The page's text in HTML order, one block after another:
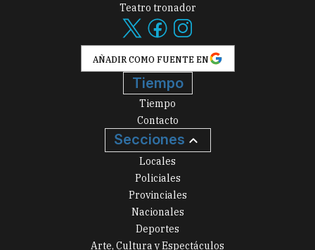
Teatro tronador
AÑADIR COMO FUENTE EN
Tiempo
Tiempo
Contacto
Secciones
Locales
Policiales
Provinciales
Nacionales
Deportes
Arte, Cultura y Espectáculos